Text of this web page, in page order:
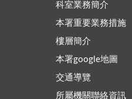
科室業務簡介
本署重要業務措施
樓層簡介
本署google地圖
交通導覽
所屬機關聯絡資訊